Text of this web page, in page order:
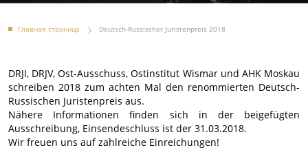
Главная страница Deutsch-Russischer Juristenpreis 2018
DRJI, DRJV, Ost-Ausschuss, Ostinstitut Wismar und AHK Moskau
schreiben 2018 zum achten Mal den renommierten Deutsch-
Russischen Juristenpreis aus.
Nähere Informationen finden sich in der beigefügten
Ausschreibung, Einsendeschluss ist der 31.03.2018.
Wir freuen uns auf zahlreiche Einreichungen!